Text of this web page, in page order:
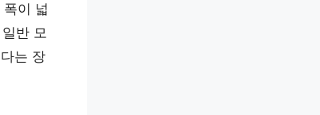
이 넓
반 모
는 장